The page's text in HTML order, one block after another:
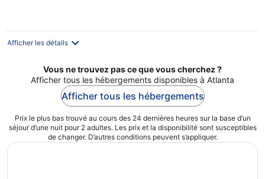
par
Afficher les détails
Vous ne trouvez pas ce que vous cherchez ?
Afficher tous les hébergements disponibles à Atlanta
Afficher tous les hébergements
Prix le plus bas trouvé au cours des 24 dernières heures sur la base d’un
séjour d’une nuit pour 2 adultes. Les prix et la disponibilité sont susceptibles
de changer. D’autres conditions peuvent s’appliquer.